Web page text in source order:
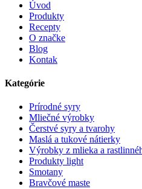
Úvod
Produkty
Recepty
O značke
Blog
Kontak
Kategórie
Prírodné syry
Mliečné výrobky
Čerstvé syry a tvarohy
Maslá a tukové nátierky
Výrobky z mlieka a
Produkty light
Smotany
Bravčové maste